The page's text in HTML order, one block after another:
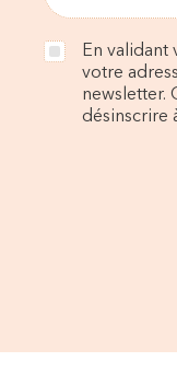
En
votre
newsletter.
désinscrire